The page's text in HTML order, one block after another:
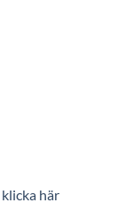
klicka här